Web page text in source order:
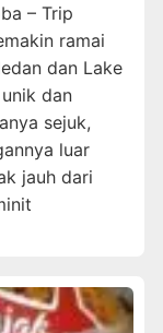
– Trip
ramai
dan Lake
dan
sejuk,
luar
jauh dari